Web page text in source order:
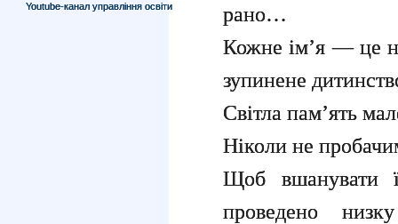
Youtube-канал управління освіти
рано…
Кожне ім’я — це
зупинене
Світла пам’ять
Ніколи не
Щоб вшанувати
проведено